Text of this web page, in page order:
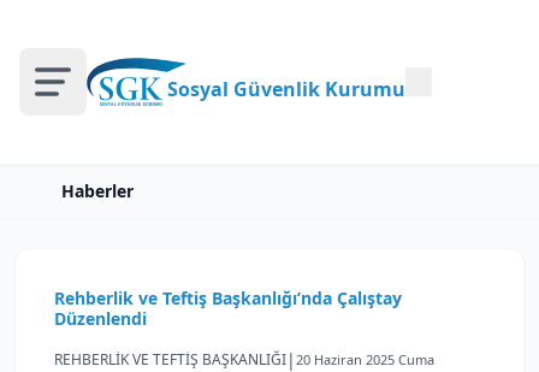
Sosyal Güvenlik Kurumu
Haberler
Rehberlik ve Teftiş Başkanlığı’nda Çalıştay
Düzenlendi
REHBERLİK VE TEFTİŞ BAŞKANLIĞI| 20 Haziran 2025 Cuma